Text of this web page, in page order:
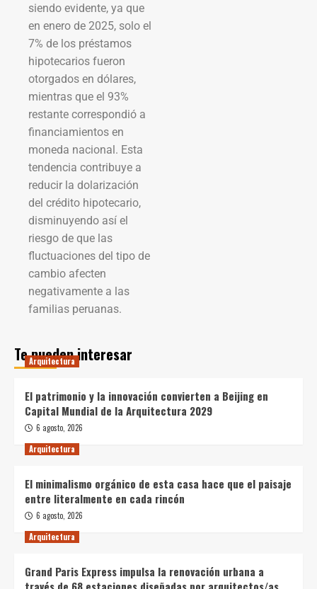
siendo evidente, ya que
en enero de 2025, solo el
7% de los préstamos
hipotecarios fueron
otorgados en dólares,
mientras que el 93%
restante correspondió a
financiamientos en
moneda nacional. Esta
tendencia contribuye a
reducir la dolarización
del crédito hipotecario,
disminuyendo así el
riesgo de que las
fluctuaciones del tipo de
cambio afecten
negativamente a las
familias peruanas.
Te pueden interesar
Arquitectura
El patrimonio y la innovación convierten a Beijing en
Capital Mundial de la Arquitectura 2029
6 agosto, 2026
Arquitectura
El minimalismo orgánico de esta casa hace que el paisaje
entre literalmente en cada rincón
6 agosto, 2026
Arquitectura
Grand Paris Express impulsa la renovación urbana a